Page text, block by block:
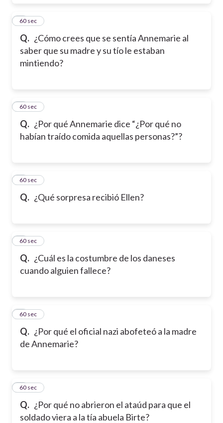
Q. ¿Cómo crees que se sentía Annemarie al
saber que su madre y su tío le estaban
mintiendo?
360 sec
Q. ¿Por qué Annemarie dice “¿Por qué no
habían traído comida aquellas personas?”?
460 sec
Q. ¿Qué sorpresa recibió Ellen?
560 sec
Q. ¿Cuál es la costumbre de los daneses
cuando alguien fallece?
660 sec
Q. ¿Por qué el oficial nazi abofeteó a la madre
de Annemarie?
760 sec
Q. ¿Por qué no abrieron el ataúd para que el
soldado viera a la tía abuela Birte?
860 sec